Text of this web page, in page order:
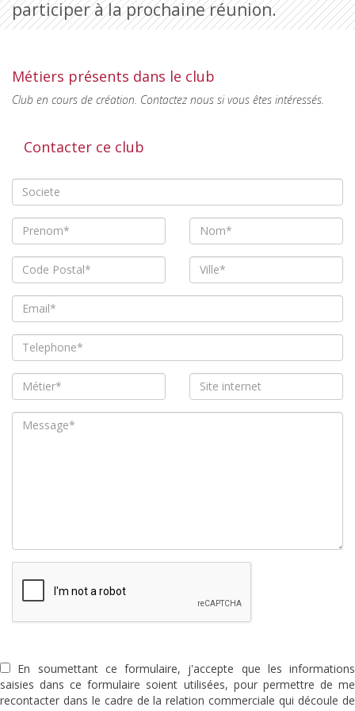
participer à la prochaine réunion.
Métiers présents dans le club
Club en cours de création. Contactez nous si vous êtes intéressés.
Contacter ce club
En soumettant ce formulaire, j'accepte que les informations
saisies dans ce formulaire soient utilisées, pour permettre de me
recontacter dans le cadre de la relation commerciale qui découle de